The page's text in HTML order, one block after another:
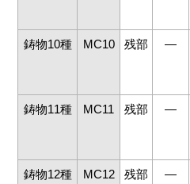
鋳物10種 MC10 残部 ―
鋳物11種 MC11 残部 ―
鋳物12種 MC12 残部 ―